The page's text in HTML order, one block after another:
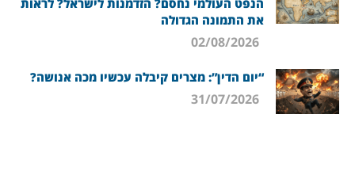
את התמונה הגדולה
“יום הדין”: מצרים קיבלה עכשיו מכה אנושה?